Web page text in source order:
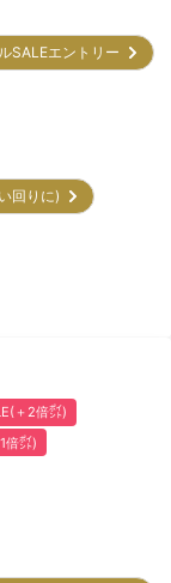
SALEエントリー
回りに)
＋2倍㌽)
倍㌽)